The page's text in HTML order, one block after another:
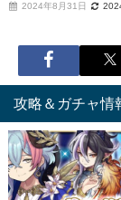
2024年8月31日
攻略＆ガチャ情